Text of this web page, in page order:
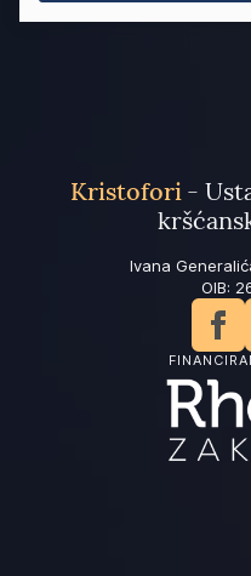
Kristofori -
Ivana
OIB: